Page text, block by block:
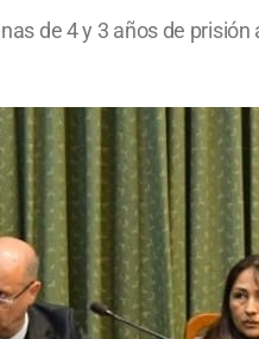
de 4 y 3 años de